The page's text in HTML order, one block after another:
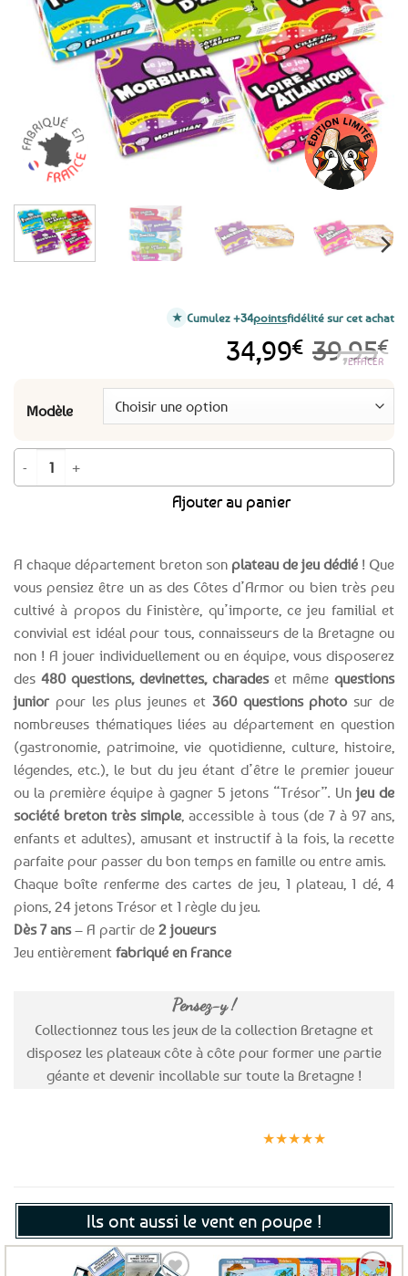
aux
favoris
A chaque département breton son plateau de jeu dédié ! Que
vous pensiez être un as des Côtes d’Armor ou bien très peu
cultivé à propos du Finistère, qu’importe, ce jeu familial et
convivial est idéal pour tous, connaisseurs de la Bretagne ou
non ! A jouer individuellement ou en équipe, vous disposerez
des 480 questions, devinettes, charades et même questions
junior pour les plus jeunes et 360 questions photosur de
nombreuses thématiques liées au département en question
(gastronomie, patrimoine, vie quotidienne, culture, histoire,
légendes, etc.), le but du jeu étant d’être le premier joueur
ou la première équipe à gagner 5 jetons “Trésor”. Un jeu de
société breton très simple , accessible à tous (de 7 à 97 ans,
enfants et adultes), amusant et instructif à la fois, la recette
parfaite pour passer du bon temps en famille ou entre amis.
Chaque boîte renferme des cartes de jeu, 1 plateau, 1 dé, 4
pions, 24 jetons Trésor et 1 règle du jeu.
Dès 7 ans– A partir de 2 joueurs
Jeu entièrement fabriqué en France
Pensez-y !
Collectionnez tous les jeux de la collection Bretagne et
disposez les plateaux côte à côte pour former une partie
géante et devenir incollable sur toute la Bretagne !
39,95€
34,99€
Modèle
EFFACER
quantité de PROMO -12% ! Le jeu des départements Collection Bretagne
Ajouter au panier
Cumulez +34pointsfidélité sur cet achat
★★★★★
Ils ont aussi le vent en poupe !